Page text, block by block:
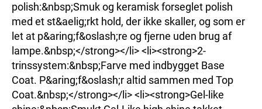
polish:&nbsp;Smuk og keramisk forseglet polish
med et st&aelig;rkt hold, der ikke skaller, og som er
let at p&aring;f&oslash;re og fjerne uden brug af
lampe.&nbsp;</strong></li> <li><strong>2-
trinssystem:&nbsp;Farve med indbygget Base
Coat. P&aring;f&oslash;r altid sammen med Top
Coat.&nbsp;</strong></li> <li><strong>Gel-like